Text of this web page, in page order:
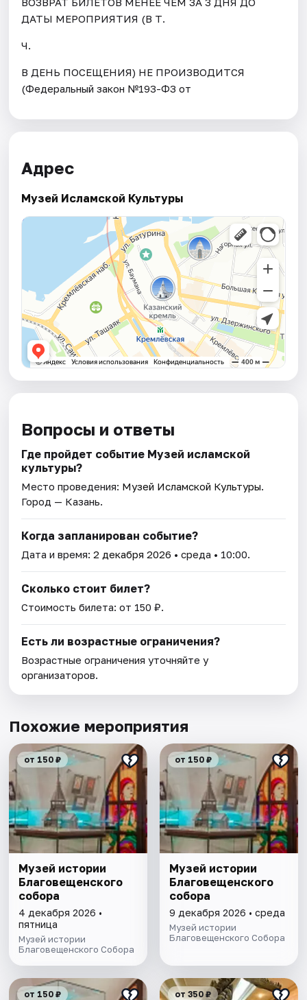
ДАТЫ МЕРОПРИЯТИЯ (В Т.
Ч.
В ДЕНЬ ПОСЕЩЕНИЯ) НЕ ПРОИЗВОДИТСЯ
(Федеральный закон №193-ФЗ от
Адрес
Музей Исламской Культуры
Вопросы и ответы
Где пройдет событие Музей исламской
культуры?
Место проведения: Музей Исламской Культуры.
Город — Казань.
Когда запланирован событие?
Дата и время:2 декабря 2026 • среда • 10:00.
Сколько стоит билет?
Стоимость билета: от 150 ₽.
Есть ли возрастные ограничения?
Возрастные ограничения уточняйте у
организаторов.
Похожие мероприятия
от 150 ₽
Музей истории
Благовещенского
собора
4 декабря 2026 •
пятница
Музей истории
Благовещенского Собора
от 150 ₽
Музей истории
Благовещенского
собора
9 декабря 2026 • среда
Музей истории
Благовещенского Собора
от 150 ₽ от 350 ₽